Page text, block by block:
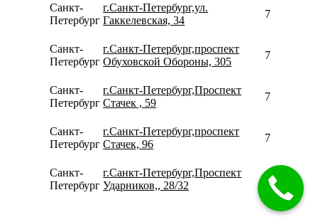
Санкт-
Петербург
г.Санкт-Петербург,ул.
Гаккелевская, 34
Санкт-
Петербург
г.Санкт-Петербург,проспект
Обуховской Обороны, 305
Санкт-
Петербург
г.Санкт-Петербург,Проспект
Стачек , 59
Санкт-
Петербург
г.Санкт-Петербург,проспект
Стачек, 96
Санкт-
Петербург
г.Санкт-Петербург,Проспект
Ударников,, 28/32